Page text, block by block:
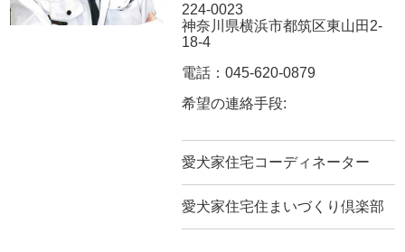
224-0023
神奈川県横浜市都筑区東山田2-
18-4
電話：045-620-0879
希望の連絡手段:
愛犬家住宅コーディネーター
愛犬家住宅住まいづくり倶楽部